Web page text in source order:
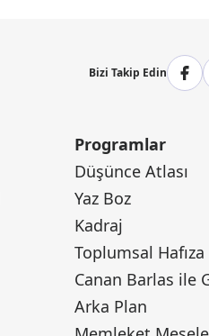
Bizi Takip Edin
Programlar
Düşünce Atlası
Yaz Boz
Kadraj
Toplumsal Hafıza
Arka Plan